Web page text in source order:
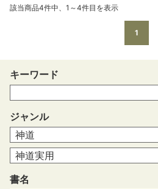
該当商品4件中、1～4件目を表示
1
キーワード
ジャンル
書名